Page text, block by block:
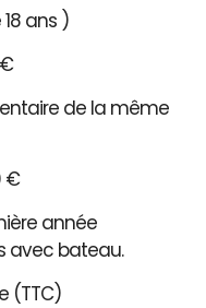
ans )
de la même
€
année
avec bateau.
(TTC)